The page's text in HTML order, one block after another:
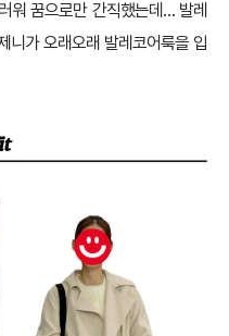
워 꿈으로만 간직했는데… 발레
니가 오래오래 발레코어룩을 입